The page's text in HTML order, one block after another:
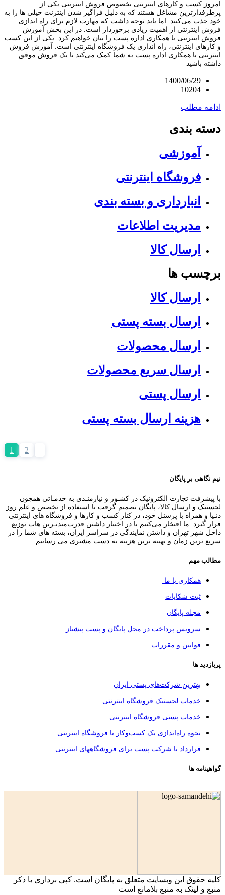
امروز کسب و کارهای اینترنتی بخصوص فروش اینترنتی یکی از
پرطرفدارترین مشاغل هستند که به دلیل فراگیر شدن اینترنت خیلی ها را به
خود جذب می‌کنند. اما باید توجه داشت که مهارت لازم برای راه اندازی
فروش اینترنتی از اهمیت زیادی برخوردار است. در این بخش آموزش
فروش اینترنتی با همکاری اداره پست را بیان خواهیم کرد. یکی از این کسب
و کارهای اینترنتی، راه اندازی یک فروشگاه اینترنتی است. آموزش فروش
اینترنتی با همکاری اداره پست به شما کمک می‌کند تا یک فروش موفق
داشته باشید
1400/06/29
10204
ادامه مطلب
دسته بندی
آموزشی
فروشگاه اینترنتی
انبارداری و بسته بندی
مدیریت اطلاعات
ارسال کالا
برچسب ها
ارسال کالا
ارسال بسته پستی
ارسال محصولات
ارسال سریع محصولات
ارسال پستی
هزینه ارسال بسته پستی
1 2
نیم نگاهی بر پایگان
با پیشرفت تجارت الکترونیک در کشـور و نیازمنـدی به خدمـاتی همچون
لجستیک و ارسال کالا، پایگان تصمیم گرفت با استفاده از تخصص و علم روز
دنـیا و همراه با پرسنل خود، در کنار کسب و کارها و فروشگاه های اینترنتی
قرار گیرد. ما افتخار می‌کنیم با در اختیار داشتن قدرت‌مندتـرین هاب توزیع
داخل شهر تهران و داشتن نمایندگی در سراسر ایران، بسته های شما را در
سریع ترین زمان و بهینه ترین هزینه به دست مشتری می رسانیم.
مطالب مهم
همکاری با ما
ثبت شکایات
مجله پایگان
سرویس پرداخت در محل پایگان و پست پیشتاز
قوانین و مقررات
پربازدید ها
بهترین شرکت‌های پستی ایران
خدمات لجستیک فروشگاه اینترنتی
خدمات پستی فروشگاه اینترنتی
نحوه راه‌اندازی یک کسب‌وکار یا فروشگاه اینترنتی
قرارداد با شرکت پست برای فروشگاههای اینترنتی
گواهینامه ها
کليه حقوق اين وبسايت متعلق به پايگان است. کپی برداری با ذکر
منبع و لينک به منبع بلامانع است